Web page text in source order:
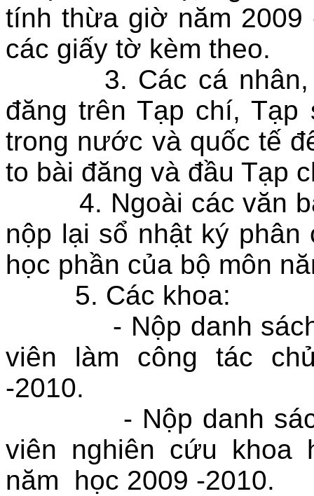
tính thừa giờ năm
các giấy tờ kèm theo.
3. Các cá nhân,
đăng trên Tạp chí, Tạp
trong nước và quốc tế
to bài đăng và đầu Tạp
4. Ngoài các văn
nộp lại sổ nhật ký phân
học phần của bộ môn
5. Các khoa:
- Nộp danh sách
viên làm công tác
-2010.
- Nộp danh sách
viên nghiên cứu khoa
năm học 2009 -2010.